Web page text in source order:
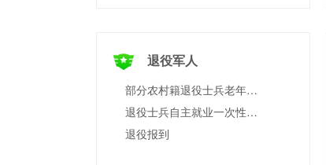
退役军人
部分农村籍退役士兵老年生活补助的发放
退役士兵自主就业一次性经济补助金的给付
退役报到